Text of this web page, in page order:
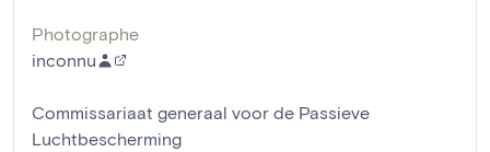
Photographe
inconnu
Commissariaat generaal voor de Passieve
Luchtbescherming